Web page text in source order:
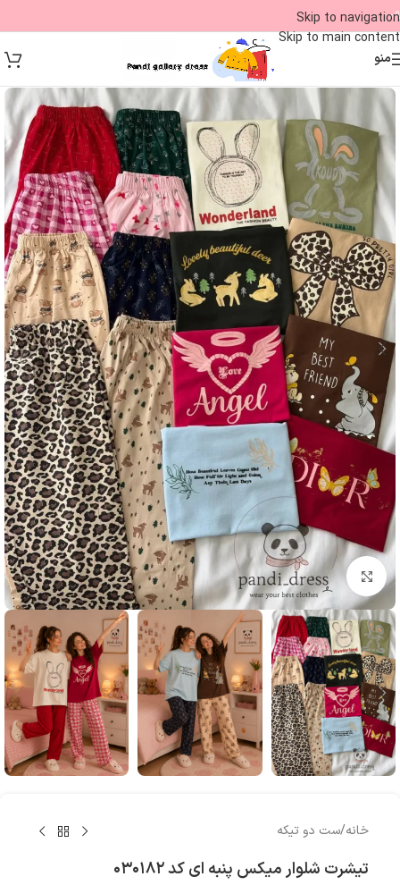
Skip to navigation
Skip to main content
09
منو
بزرگنمایی تصویر
خانه/ست دو تیکه
تیشرت شلوار میکس پنبه ای کد ۰۳۰۱۸۲